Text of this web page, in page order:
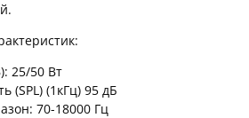
25/50 Вт
(SPL) (1кГц) 95 дБ
70-18000 Гц